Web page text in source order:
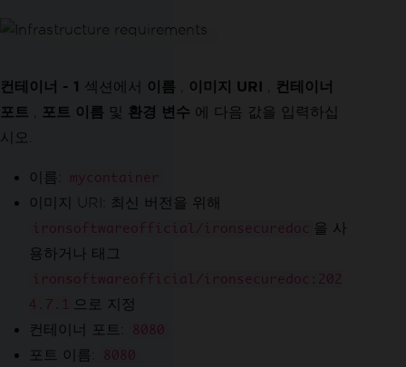
컨테이너 - 1 섹션에서 이름 이미지 URI
컨테이너
포트
포트 이름 및 환경 변수 에 다음 값을 입력하십
시오.
이름: mycontainer
이미지 URI: 최신 버전을 위해
ironsoftwareofficial/ironsecuredoc
을 사
용하거나 태그
ironsoftwareofficial/ironsecuredoc:202
4.7.1
으로 지정
컨테이너 포트:
8080
포트 이름: 8080